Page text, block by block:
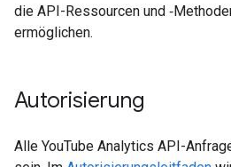
die API-Ressourcen und
ermöglichen.
Autorisierung
Alle YouTube Analytics API-